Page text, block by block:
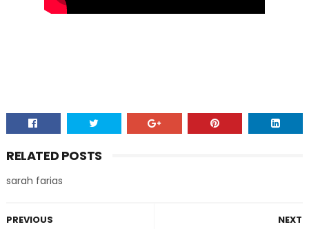
RELATED POSTS
sarah farias
NEXT
PREVIOUS